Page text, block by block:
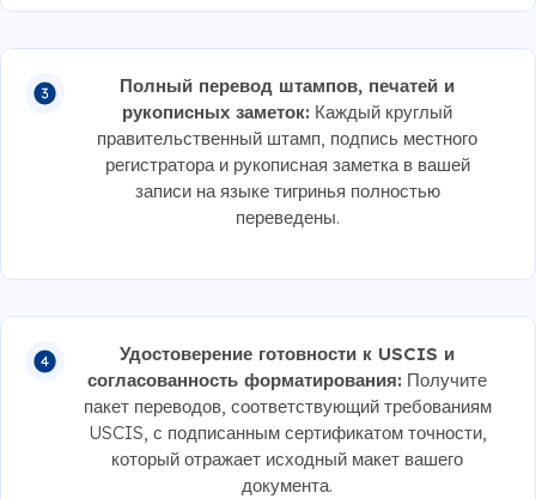
Полный перевод штампов, печатей и
рукописных заметок: Каждый круглый
правительственный штамп, подпись местного
регистратора и рукописная заметка в вашей
записи на языке тигринья полностью
переведены.
Удостоверение готовности к USCIS и
согласованность форматирования: Получите
пакет переводов, соответствующий требованиям
USCIS, с подписанным сертификатом точности,
который отражает исходный макет вашего
документа.